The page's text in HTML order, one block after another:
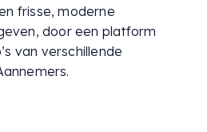
frisse, moderne
door een platform
van verschillende